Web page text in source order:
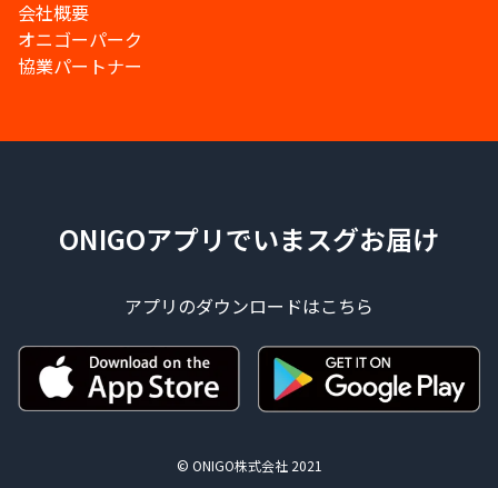
会社概要
オニゴーパーク
協業パートナー
ONIGOアプリでいまスグお届け
アプリのダウンロードはこちら
© ONIGO株式会社 2021